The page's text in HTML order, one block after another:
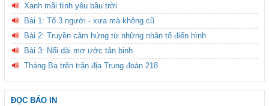
Xanh mãi tình yêu bầu trời
Bài 1: Tổ 3 người - xưa mà không cũ
Bài 2: Truyền cảm hứng từ những nhân tố điển hình
Bài 3: Nối dài mơ ước tân binh
Tháng Ba trên trận địa Trung đoàn 218
ĐỌC BÁO IN